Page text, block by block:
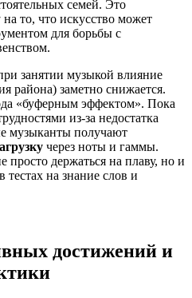
семей. Это
то, что искусство может
для борьбы с
занятии музыкой влияние
района) заметно снижается.
«буферным эффектом». Пока
из-за недостатка
музыканты получают
через ноты и гаммы.
просто держаться на плаву, но и
тестах на знание слов и
достижений и